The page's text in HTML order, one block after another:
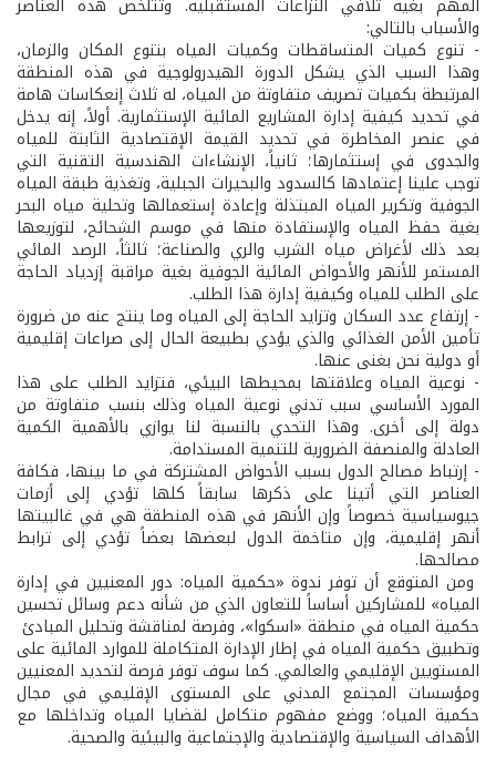
والأسباب بالتالي:
- تنوع كميات المتساقطات وكميات المياه بتنوع المكان والزمان،
وهذا السبب الذي يشكل الدورة الهيدرولوجية في هذه المنطقة
المرتبطة بكميات تصريف متفاوتة من المياه، له ثلاث إنعكاسات هامة
في تحديد كيفية إدارة المشاريع المائية الإستثمارية. أولاً، إنه يدخل
في عنصر المخاطرة في تحديد القيمة الإقتصادية الثابتة للمياه
والجدوى في إستثمارها؛ ثانياً، الإنشاءات الهندسية التقنية التي
توجب علينا إعتمادها كالسدود والبحيرات الجبلية، وتغذية طبقة المياه
الجوفية وتكرير المياه المبتذلة وإعادة إستعمالها وتحلية مياه البحر
بغية حفظ المياه والإستفادة منها في موسم الشحائح، لتوزيعها
بعد ذلك لأغراض مياه الشرب والري والصناعة؛ ثالثاً، الرصد المائي
المستمر للأنهر والأحواض المائية الجوفية بغية مراقبة إزدياد الحاجة
على الطلب للمياه وكيفية إدارة هذا الطلب.
- إرتفاع عدد السكان وتزايد الحاجة إلى المياه وما ينتج عنه من ضرورة
تأمين الأمن الغذائي والذي يؤدي بطبيعة الحال إلى صراعات إقليمية
أو دولية نحن بغنى عنها.
- نوعية المياه وعلاقتها بمحيطها البيئي، فتزايد الطلب على هذا
المورد الأساسي سبب تدني نوعية المياه وذلك بنسب متفاوتة من
دولة إلى أخرى. وهذا التحدي بالنسبة لنا يوازي بالأهمية الكمية
العادلة والمنصفة الضرورية للتنمية المستدامة.
- إرتباط مصالح الدول بسبب الأحواض المشتركة في ما بينها، فكافة
العناصر التي أتينا على ذكرها سابقاً كلها تؤدي إلى أزمات
جيوسياسية خصوصاً وإن الأنهر في هذه المنطقة هي في غالبيتها
أنهر إقليمية، وإن متاخمة الدول لبعضها بعضاً تؤدي إلى ترابط
مصالحها.
ومن المتوقع أن توفر ندوة «حكمية المياه: دور المعنيين في إدارة
المياه» للمشاركين أساساً للتعاون الذي من شأنه دعم وسائل تحسين
حكمية المياه في منطقة «اسكوا»، وفرصة لمناقشة وتحليل المبادئ
وتطبيق حكمية المياه في إطار الإدارة المتكاملة للموارد المائية على
المستويين الإقليمي والعالمي. كما سوف توفر فرصة لتحديد المعنيين
ومؤسسات المجتمع المدني على المستوى الإقليمي في مجال
حكمية المياه؛ ووضع مفهوم متكامل لقضايا المياه وتداخلها مع
الأهداف السياسية والإقتصادية والإجتماعية والبيئية والصحية.